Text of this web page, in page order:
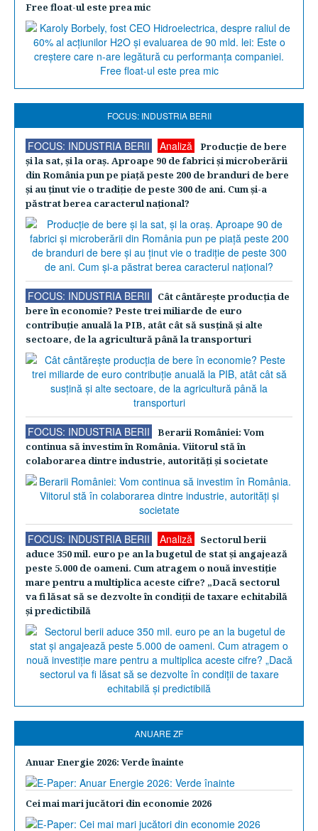
Free float-ul este prea mic
FOCUS: INDUSTRIA BERII
FOCUS: INDUSTRIA BERII Analiză
Producţie de bere
şi la sat, şi la oraş. Aproape 90 de fabrici şi microberării
din România pun pe piaţă peste 200 de branduri de bere
şi au ţinut vie o tradiţie de peste 300 de ani. Cum şi-a
păstrat berea caracterul naţional?
FOCUS: INDUSTRIA BERII
Cât cântăreşte producţia de
bere în economie? Peste trei miliarde de euro
contribuţie anuală la PIB, atât cât să susţină şi alte
sectoare, de la agricultură până la transporturi
FOCUS: INDUSTRIA BERII
Berarii României: Vom
continua să investim în România. Viitorul stă în
colaborarea dintre industrie, autorităţi şi societate
FOCUS: INDUSTRIA BERII Analiză
Sectorul berii
aduce 350 mil. euro pe an la bugetul de stat şi angajează
peste 5.000 de oameni. Cum atragem o nouă investiţie
mare pentru a multiplica aceste cifre? „Dacă sectorul
va fi lăsat să se dezvolte în condiţii de taxare echitabilă
şi predictibilă
ANUARE ZF
Anuar Energie 2026: Verde înainte
Cei mai mari jucători din economie 2026